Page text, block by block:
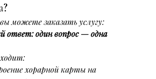
можете заказать услугу:
ответ: один вопрос — одна
хорарной карты на